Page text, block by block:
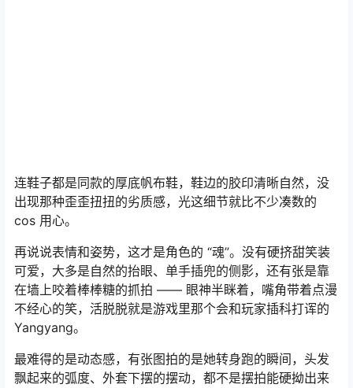
连鞋子都是同款的厚底帆布鞋，鞋边的胶印清晰自然，没
出现那种歪歪扭扭的劣质感，光这细节就比不少凑数的
cos 用心。​
再说说表情和姿势，这才是角色的 “魂”。没有硬挤甜笑装
可爱，大多是自然的抬眼、单手插兜的侧影，还有张是靠
在墙上咬着棒棒糖的抓拍 —— 眼神半眯着，嘴角带着点漫
不经心的笑，活脱脱就是游戏里那个会和玩家插科打诨的
Yangyang。
最难得的是动态感，有张图拍的是她转身跑的瞬间，头发
飘起来的弧度、外套下摆的摆动，都不是摆拍能硬拗出来